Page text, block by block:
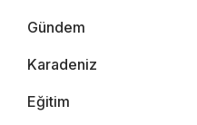
Gündem
Karadeniz
Eğitim